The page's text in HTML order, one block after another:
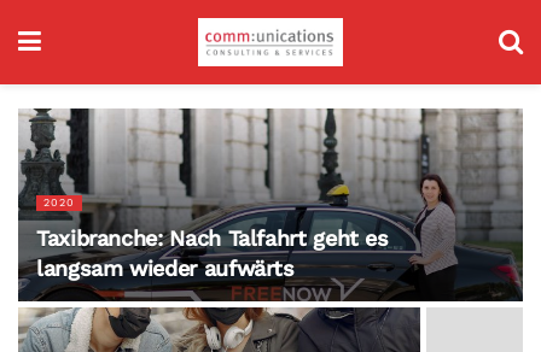
2020
Taxibranche: Nach Talfahrt geht es
langsam wieder aufwärts